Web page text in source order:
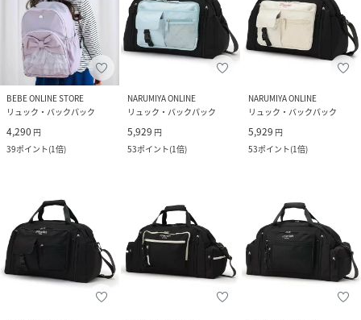
BEBE ONLINE STORE
リュック・バックパック
4,290 円
39ポイント(1倍)
NARUMIYA ONLINE
リュック・バックパック
5,929 円
53ポイント(1倍)
NARUMIYA ONLINE
リュック・バックパック
5,929 円
53ポイント(1倍)